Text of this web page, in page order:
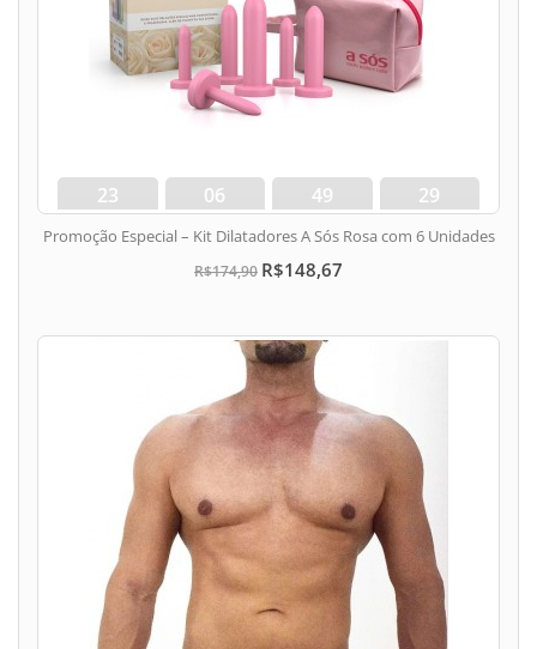
23
dias
06
hora
49
min
28
seg
Promoção Especial – Kit Dilatadores A Sós Rosa com 6 Unidades
R$174,90 R$148,67